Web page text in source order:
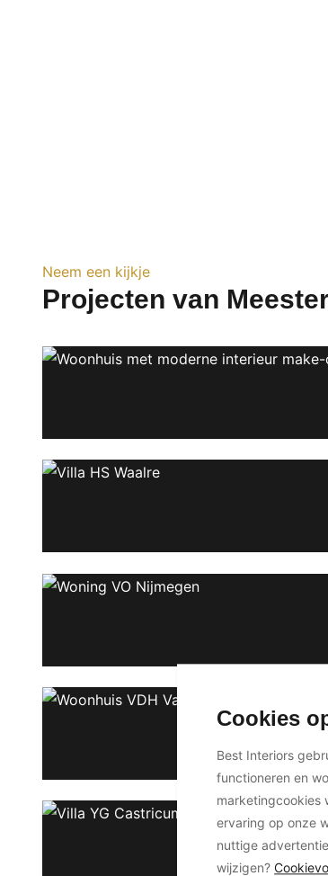
Neem een kijkje
Projecten van
Cookies
Best Interiors
functioneren en
marketingcookies
ervaring op onze
nuttige
wijzigen?